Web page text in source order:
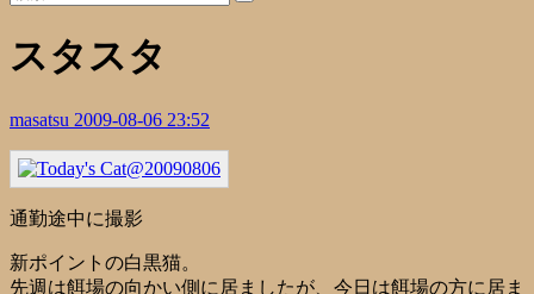
スタスタ
masatsu 2009-08-06 23:52
通勤途中に撮影
新ポイントの白黒猫。
先週は餌場の向かい側に居ましたが、今日は餌場の方に居ま